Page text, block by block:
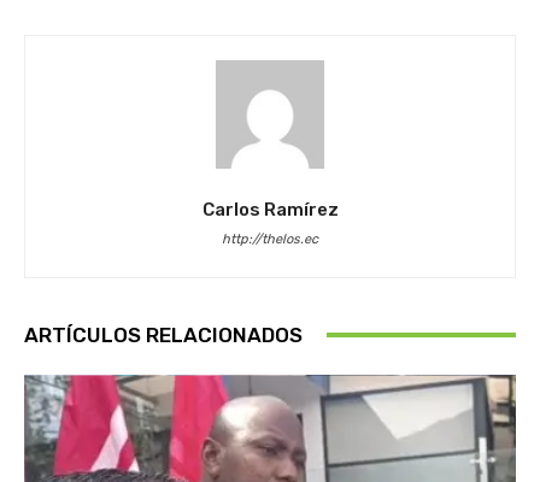
Carlos Ramírez
http://thelos.ec
ARTÍCULOS RELACIONADOS